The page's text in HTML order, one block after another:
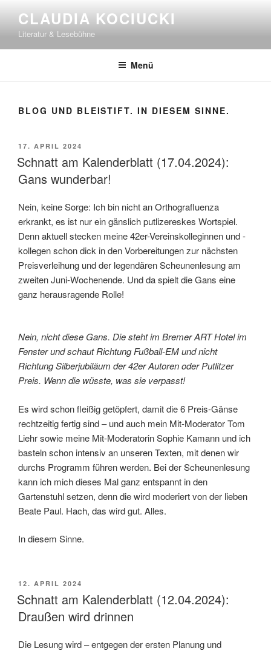
Inhalt
springen
CLAUDIA KOCIUCKI
Literatur & Lesebühne
Menü
BLOG UND BLEISTIFT. IN DIESEM SINNE.
VERÖFFENTLICHT
AM
17. APRIL 2024
Schnatt am Kalenderblatt (17.04.2024):
Gans wunderbar!
Nein, keine Sorge: Ich bin nicht an Orthografluenza
erkrankt, es ist nur ein gänslich putlizereskes Wortspiel.
Denn aktuell stecken meine 42er-Vereinskolleginnen und -
kollegen schon dick in den Vorbereitungen zur nächsten
Preisverleihung und der legendären Scheunenlesung am
zweiten Juni-Wochenende. Und da spielt die Gans eine
ganz herausragende Rolle!
Nein, nicht diese Gans. Die steht im Bremer ART Hotel im
Fenster und schaut Richtung Fußball-EM und nicht
Richtung Silberjubiläum der 42er Autoren oder Putlitzer
Preis. Wenn die wüsste, was sie verpasst!
Es wird schon fleißig getöpfert, damit die 6 Preis-Gänse
rechtzeitig fertig sind – und auch mein Mit-Moderator Tom
Liehr sowie meine Mit-Moderatorin Sophie Kamann und ich
basteln schon intensiv an unseren Texten, mit denen wir
durchs Programm führen werden. Bei der Scheunenlesung
kann ich mich dieses Mal ganz entspannt in den
Gartenstuhl setzen, denn die wird moderiert von der lieben
Beate Paul. Hach, das wird gut. Alles.
In diesem Sinne.
VERÖFFENTLICHT
AM
12. APRIL 2024
Schnatt am Kalenderblatt (12.04.2024):
Draußen wird drinnen
Die Lesung wird – entgegen der ersten Planung und